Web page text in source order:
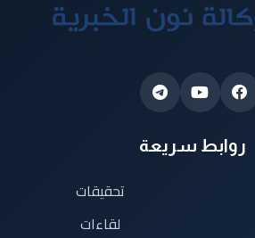
روابط سريعة
تحقيقات
لقاءات